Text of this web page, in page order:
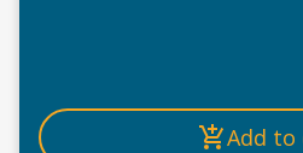
Add to